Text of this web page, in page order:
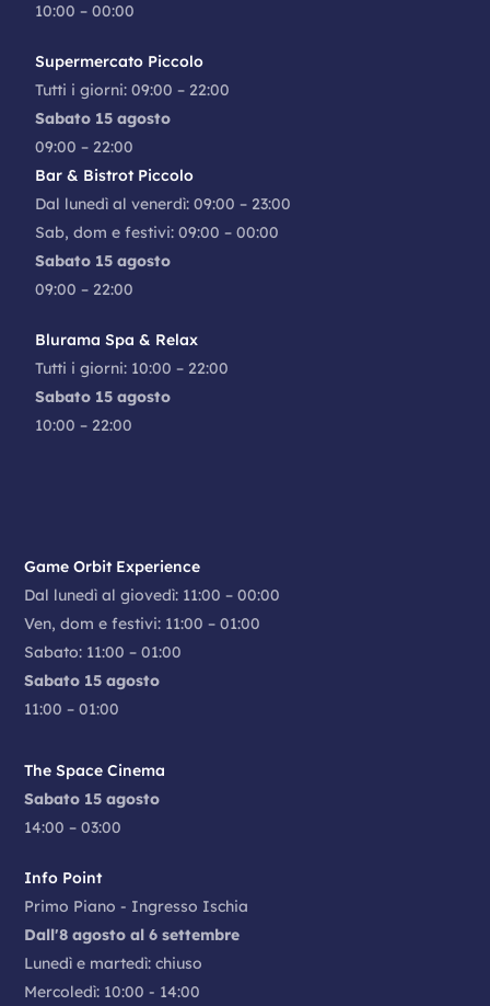
10:00 – 00:00
Supermercato Piccolo
Tutti i giorni: 09:00 – 22:00
Sabato 15 agosto
09:00 – 22:00
Bar & Bistrot Piccolo
Dal lunedì al venerdì: 09:00 – 23:00
Sab, dom e festivi: 09:00 – 00:00
Sabato 15 agosto
09:00 – 22:00
Blurama Spa & Relax
Tutti i giorni: 10:00 – 22:00
Sabato 15 agosto
10:00 – 22:00
Game Orbit Experience
Dal lunedì al giovedì: 11:00 – 00:00
Ven, dom e festivi: 11:00 – 01:00
Sabato: 11:00 – 01:00
Sabato 15 agosto
11:00 – 01:00
The Space Cinema
Sabato 15 agosto
14:00 – 03:00
Info Point
Primo Piano - Ingresso Ischia
Dall'8 agosto al 6 settembre
Lunedì e martedì: chiuso
Mercoledì: 10:00 - 14:00